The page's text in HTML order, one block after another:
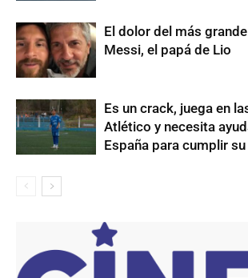
El dolor del más
Messi, el papá de Lio
Es un crack, juega en
Atlético y necesita
España para cumplir